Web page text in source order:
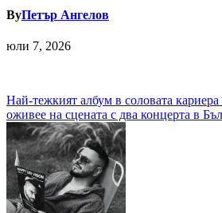
ByПетър Ангелов
юли 7, 2026
Навигация
Най-тежкият албум в соловата
оживее на сцената с два концерта в